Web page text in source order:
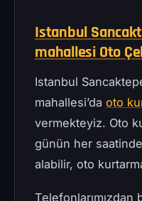
Istanbul
mahallesi Oto
Istanbul
mahallesi’da oto
vermekteyiz. Oto
günün her
alabilir, oto
Telefonlarımızdan